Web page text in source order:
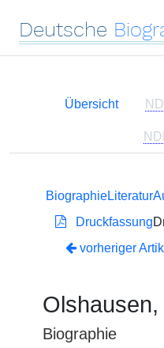
Deutsche
Übersicht
BiographieLiteratur
Druckfassung
vorheriger
Biographie